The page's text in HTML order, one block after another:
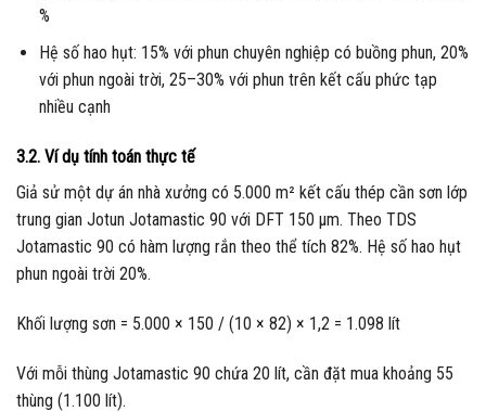
%
Hệ số hao hụt: 15% với phun chuyên nghiệp có buồng phun, 20%
với phun ngoài trời, 25–30% với phun trên kết cấu phức tạp
nhiều cạnh
3.2. Ví dụ tính toán thực tế
Giả sử một dự án nhà xưởng có 5.000 m² kết cấu thép cần sơn lớp
trung gian Jotun Jotamastic 90 với DFT 150 µm. Theo TDS
Jotamastic 90 có hàm lượng rắn theo thể tích 82%. Hệ số hao hụt
phun ngoài trời 20%.
Khối lượng sơn = 5.000 × 150 / (10 × 82) × 1,2 = 1.098 lít
Với mỗi thùng Jotamastic 90 chứa 20 lít, cần đặt mua khoảng 55
thùng (1.100 lít).